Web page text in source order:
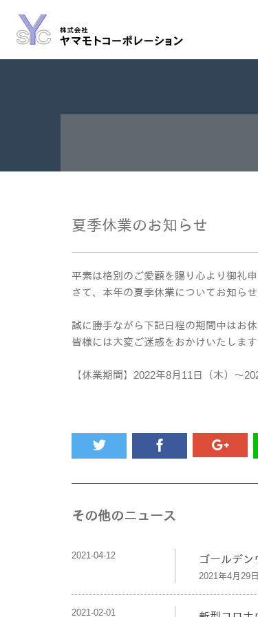
夏季休業のお知らせ
平素は格別のご愛顧を賜り心より御礼申
さて、本年の夏季休業についてお知らせ
誠に勝手ながら下記日程の期間中はお
皆様には大変ご迷惑をおかけいたしま
【休業期間】2022年8月11日（木）～
その他のニュース
2021-04-12 ゴールデン
2021年4月29
2021-02-01